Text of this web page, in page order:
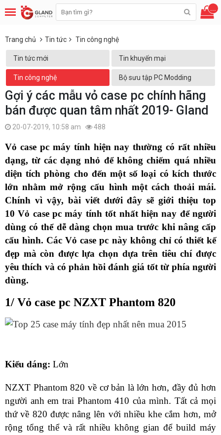
...
Trang chủ Tin tức Tin công nghệ
Tin tức mới Tin khuyến mại
Tin công nghệ Bộ sưu tập PC Modding
Gợi ý các mẫu vỏ case pc chính hãng
bán được quan tâm nhất 2019- Gland
20-07-2019, 10:58 am 488
Vỏ case pc máy tính hiện nay thường có rất nhiều
dạng, từ các dạng nhỏ để không chiếm quá nhiều
diện tích phòng cho đến một số loại có kích thước
lớn nhằm mở rộng cấu hình một cách thoải mái.
Chính vì vậy, bài viết dưới đây sẽ giới thiệu top
10 Vỏ case pc máy tính tốt nhất hiện nay để người
dùng có thể dễ dàng chọn mua trước khi nâng cấp
cấu hình. Các Vỏ case pc này không chỉ có thiết kế
đẹp mà còn được lựa chọn dựa trên tiêu chí được
yêu thích và có phản hồi đánh giá tốt từ phía người
dùng.
1/ Vỏ case pc NZXT Phantom 820
Kiểu dáng: Lớn
NZXT Phantom 820 về cơ bản là lớn hơn, đầy đủ hơn
người anh em trai Phantom 410 của mình. Tất cả mọi
thứ về 820 được nâng lên với nhiều khe cắm hơn, mở
rộng tổng thể và rất nhiều không gian để build máy